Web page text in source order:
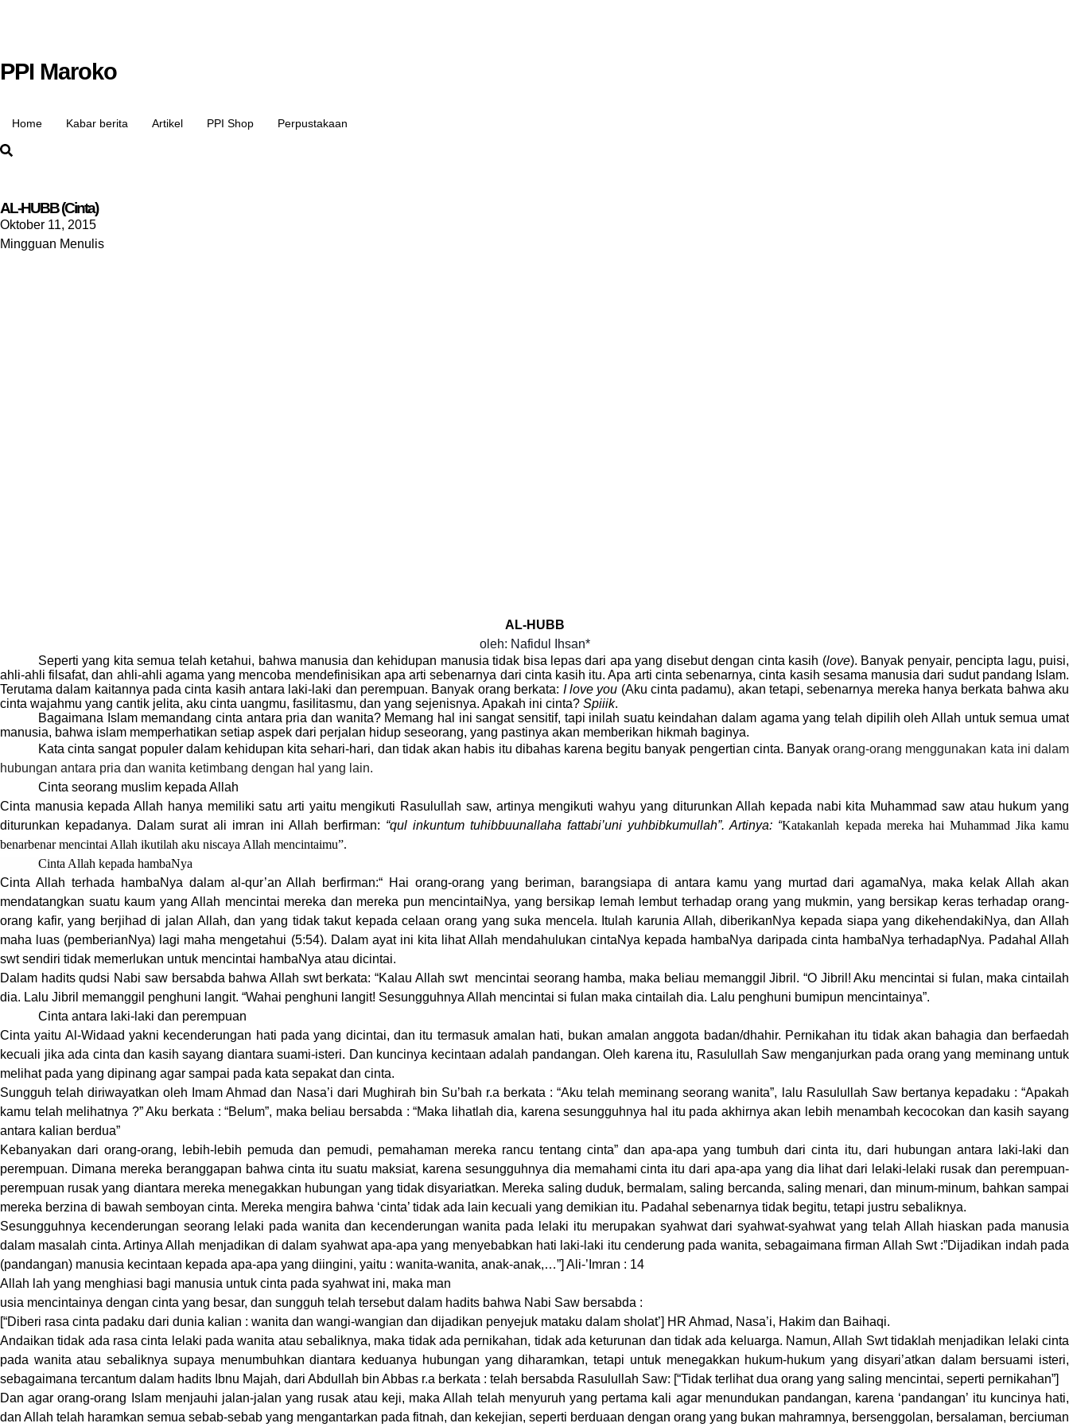
PPI Maroko
Home Kabar berita Artikel PPI Shop Perpustakaan
AL-HUBB (Cinta)
Oktober 11, 2015
Mingguan Menulis
AL-HUBB
oleh: Nafidul Ihsan*
Seperti yang kita semua telah ketahui, bahwa manusia dan kehidupan manusia tidak bisa lepas dari apa yang disebut dengan cinta kasih (love). Banyak penyair, pencipta lagu, puisi,
ahli-ahli filsafat, dan ahli-ahli agama yang mencoba mendefinisikan apa arti sebenarnya dari cinta kasih itu.Apa arti cinta sebenarnya, cinta kasih sesama manusia dari sudut pandang Islam.
Terutama dalam kaitannya pada cinta kasih antara laki-laki dan perempuan. Banyak orang berkata: I love you (Aku cinta padamu), akan tetapi, sebenarnya mereka hanya berkata bahwa aku
cinta wajahmu yang cantik jelita, aku cinta uangmu, fasilitasmu, dan yang sejenisnya. Apakah ini cinta? Spiiik.
Bagaimana Islam memandang cinta antara pria dan wanita? Memang hal ini sangat sensitif, tapi inilah suatu keindahan dalam agama yang telah dipilih oleh Allah untuk semua umat
manusia, bahwa islam memperhatikan setiap aspek dari perjalan hidup seseorang, yang pastinya akan memberikan hikmah baginya.
Kata cinta sangat populer dalam kehidupan kita sehari-hari, dan tidak akan habis itu dibahas karena begitu banyak pengertian cinta. Banyakorang-orang menggunakan kata ini dalam
hubungan antara pria dan wanita ketimbang dengan hal yang lain.
Cinta seorang muslim kepada Allah
Cinta manusia kepada Allah hanya memiliki satu arti yaitu mengikuti Rasulullah saw, artinya mengikuti wahyu yang diturunkan Allah kepada nabi kita Muhammad saw atau hukum yang
diturunkan kepadanya. Dalam surat ali imran ini Allah berfirman: “qul inkuntum tuhibbuunallaha fattabi’uni yuhbibkumullah”. Artinya: “Katakanlah kepada mereka hai Muhammad Jika kamu
benarbenar mencintai Allah ikutilah aku niscaya Allah mencintaimu”.
Cinta Allah kepada hambaNya
Cinta Allah terhada hambaNya dalam al-qur’an Allah berfirman:“ Hai orang-orang yang beriman, barangsiapa di antara kamu yang murtad dari agamaNya, maka kelak Allah akan
mendatangkan suatu kaum yang Allah mencintai mereka dan mereka pun mencintaiNya, yang bersikap lemah lembut terhadap orang yang mukmin, yang bersikap keras terhadap orang-
orang kafir, yang berjihad di jalan Allah, dan yang tidak takut kepada celaan orang yang suka mencela. Itulah karunia Allah, diberikanNya kepada siapa yang dikehendakiNya, dan Allah
maha luas (pemberianNya) lagi maha mengetahui (5:54). Dalam ayat ini kita lihat Allah mendahulukan cintaNya kepada hambaNya daripada cinta hambaNya terhadapNya. Padahal Allah
swt sendiri tidak memerlukan untuk mencintai hambaNya atau dicintai.
Dalam hadits qudsi Nabi saw bersabda bahwa Allah swt berkata: “Kalau Allah swt mencintai seorang hamba, maka beliau memanggil Jibril. “O Jibril! Aku mencintai si fulan, maka cintailah
dia. Lalu Jibril memanggil penghuni langit. “Wahai penghuni langit! Sesungguhnya Allah mencintai si fulan maka cintailah dia. Lalu penghuni bumipun mencintainya”.
Cinta antara laki-laki dan perempuan
Cinta yaitu Al-Widaad yakni kecenderungan hati pada yang dicintai, dan itu termasuk amalan hati, bukan amalan anggota badan/dhahir. Pernikahan itu tidak akan bahagia dan berfaedah
kecuali jika ada cinta dan kasih sayang diantara suami-isteri. Dan kuncinya kecintaan adalah pandangan. Oleh karena itu, Rasulullah Saw menganjurkan pada orang yang meminang untuk
melihat pada yang dipinang agar sampai pada kata sepakat dan cinta.
Sungguh telah diriwayatkan oleh Imam Ahmad dan Nasa’i dari Mughirah bin Su’bah r.a berkata : “Aku telah meminang seorang wanita”, lalu Rasulullah Saw bertanya kepadaku : “Apakah
kamu telah melihatnya ?” Aku berkata : “Belum”, maka beliau bersabda : “Maka lihatlah dia, karena sesungguhnya hal itu pada akhirnya akan lebih menambah kecocokan dan kasih sayang
antara kalian berdua”
Kebanyakan dari orang-orang, lebih-lebih pemuda dan pemudi, pemahaman mereka rancu tentang cinta” dan apa-apa yang tumbuh dari cinta itu, dari hubungan antara laki-laki dan
perempuan. Dimana mereka beranggapan bahwa cinta itu suatu maksiat, karena sesungguhnya dia memahami cinta itu dari apa-apa yang dia lihat dari lelaki-lelaki rusak dan perempuan-
perempuan rusak yang diantara mereka menegakkan hubungan yang tidak disyariatkan. Mereka saling duduk, bermalam, saling bercanda, saling menari, dan minum-minum, bahkan sampai
mereka berzina di bawah semboyan cinta. Mereka mengira bahwa ‘cinta’ tidak ada lain kecuali yang demikian itu. Padahal sebenarnya tidak begitu, tetapi justru sebaliknya.
Sesungguhnya kecenderungan seorang lelaki pada wanita dan kecenderungan wanita pada lelaki itu merupakan syahwat dari syahwat-syahwat yang telah Allah hiaskan pada manusia
dalam masalah cinta. Artinya Allah menjadikan di dalam syahwat apa-apa yang menyebabkan hati laki-laki itu cenderung pada wanita, sebagaimana firman Allah Swt :”Dijadikan indah pada
(pandangan) manusia kecintaan kepada apa-apa yang diingini, yaitu : wanita-wanita, anak-anak,…”] Ali-’Imran : 14
Allah lah yang menghiasi bagi manusia untuk cinta pada syahwat ini, maka man
usia mencintainya dengan cinta yang besar, dan sungguh telah tersebut dalam hadits bahwa Nabi Saw bersabda :
[“Diberi rasa cinta padaku dari dunia kalian : wanita dan wangi-wangian dan dijadikan penyejuk mataku dalam sholat’] HR Ahmad, Nasa’i, Hakim dan Baihaqi.
Andaikan tidak ada rasa cinta lelaki pada wanita atau sebaliknya, maka tidak ada pernikahan, tidak ada keturunan dan tidak ada keluarga. Namun, Allah Swt tidaklah menjadikan lelaki cinta
pada wanita atau sebaliknya supaya menumbuhkan diantara keduanya hubungan yang diharamkan, tetapi untuk menegakkan hukum-hukum yang disyari’atkan dalam bersuami isteri,
sebagaimana tercantum dalam hadits Ibnu Majah, dari Abdullah bin Abbas r.a berkata : telah bersabda Rasulullah Saw: [“Tidak terlihat dua orang yang saling mencintai, seperti pernikahan”]
Dan agar orang-orang Islam menjauhi jalan-jalan yang rusak atau keji, maka Allah telah menyuruh yang pertama kali agar menundukan pandangan, karena ‘pandangan’ itu kuncinya hati,
dan Allah telah haramkan semua sebab-sebab yang mengantarkan pada fitnah, dan kekejian, seperti berduaan dengan orang yang bukan mahramnya, bersenggolan, bersalaman, berciuman